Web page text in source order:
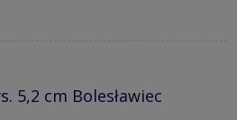
5,2 cm Bolesławiec